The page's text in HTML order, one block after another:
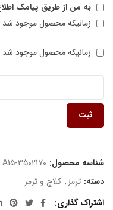
به من از طریق پیامک
زمانیکه محصول موجود شد
زمانیکه محصول موجود شد
ثبت
شناسه محصول: A15-3502170
دسته: ترمز , کلاچ و ترمز
اشتراک گذاری